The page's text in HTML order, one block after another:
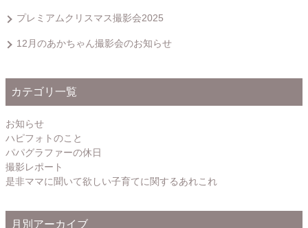
プレミアムクリスマス撮影会2025
12月のあかちゃん撮影会のお知らせ
カテゴリ一覧
お知らせ
ハピフォトのこと
パパグラファーの休日
撮影レポート
是非ママに聞いて欲しい子育てに関するあれこれ
月別アーカイブ